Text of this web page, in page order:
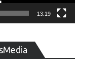
13:19
de